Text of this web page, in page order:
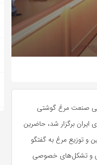
صنعت مرغ گوشتی
برگزار شد، حاضرین
توزیع مرغ به گفتگو
و تشکل‌های خصوصی